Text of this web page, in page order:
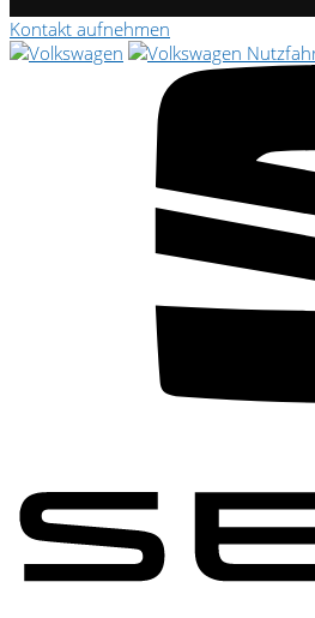
Kontakt aufnehmen